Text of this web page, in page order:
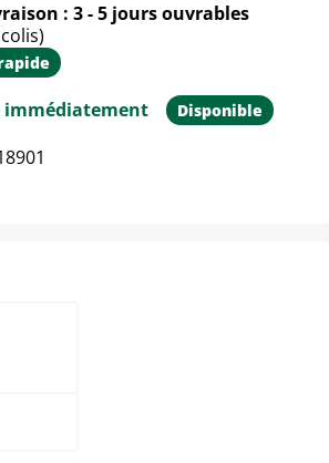
: 3 - 5 jours ouvrables
immédiatement Disponible
sur le produit